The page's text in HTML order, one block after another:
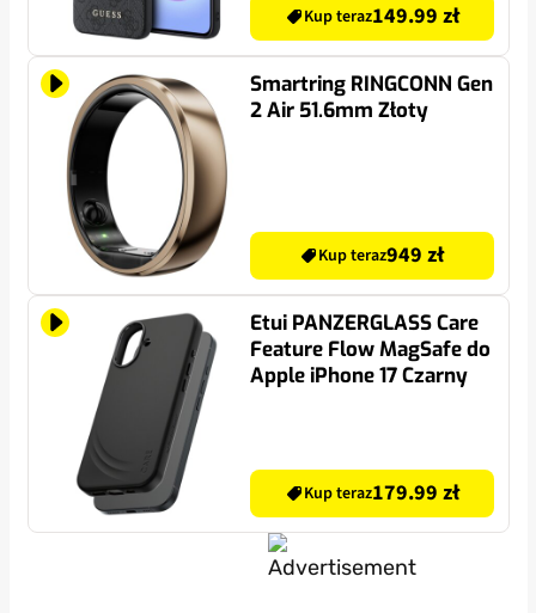
Kup teraz149.99 zł
Smartring RINGCONN Gen
2 Air 51.6mm Złoty
Kup teraz949 zł
Etui PANZERGLASS Care
Feature Flow MagSafe do
Apple iPhone 17 Czarny
Kup teraz179.99 zł